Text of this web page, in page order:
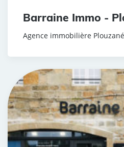
Barraine Immo -
Agence immobilière Plouzané